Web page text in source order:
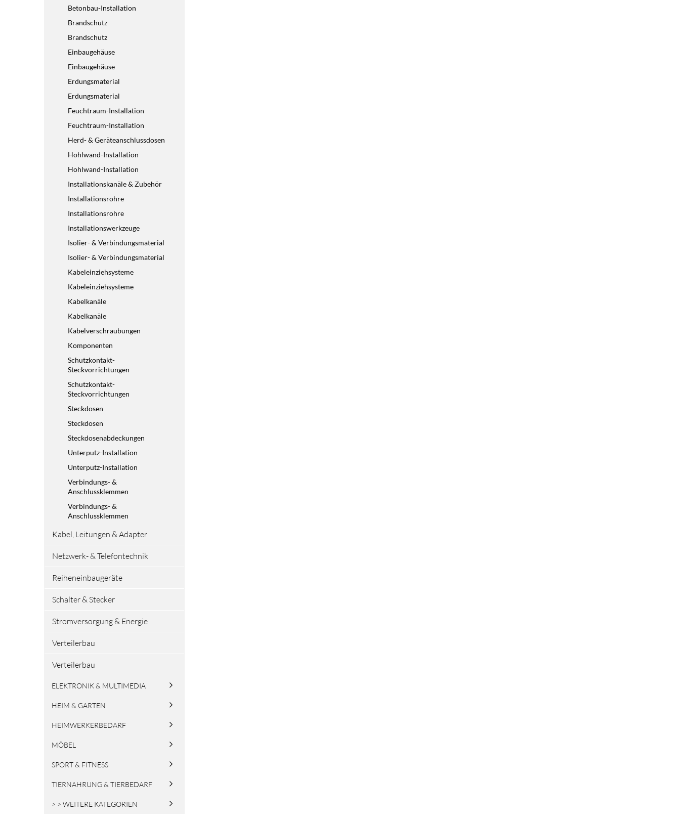
Betonbau-Installation
Brandschutz
Brandschutz
Einbaugehäuse
Einbaugehäuse
Erdungsmaterial
Erdungsmaterial
Feuchtraum-Installation
Feuchtraum-Installation
Herd- & Geräteanschlussdosen
Hohlwand-Installation
Hohlwand-Installation
Installationskanäle & Zubehör
Installationsrohre
Installationsrohre
Installationswerkzeuge
Isolier- & Verbindungsmaterial
Isolier- & Verbindungsmaterial
Kabeleinziehsysteme
Kabeleinziehsysteme
Kabelkanäle
Kabelkanäle
Kabelverschraubungen
Komponenten
Schutzkontakt-
Steckvorrichtungen
Schutzkontakt-
Steckvorrichtungen
Steckdosen
Steckdosen
Steckdosenabdeckungen
Unterputz-Installation
Unterputz-Installation
Verbindungs- &
Anschlussklemmen
Verbindungs- &
Anschlussklemmen
Kabel, Leitungen & Adapter
Netzwerk- & Telefontechnik
Reiheneinbaugeräte
Schalter & Stecker
Stromversorgung & Energie
Verteilerbau
Verteilerbau
ELEKTRONIK & MULTIMEDIA
HEIM & GARTEN
HEIMWERKERBEDARF
MÖBEL
SPORT & FITNESS
TIERNAHRUNG & TIERBEDARF
> > WEITERE KATEGORIEN